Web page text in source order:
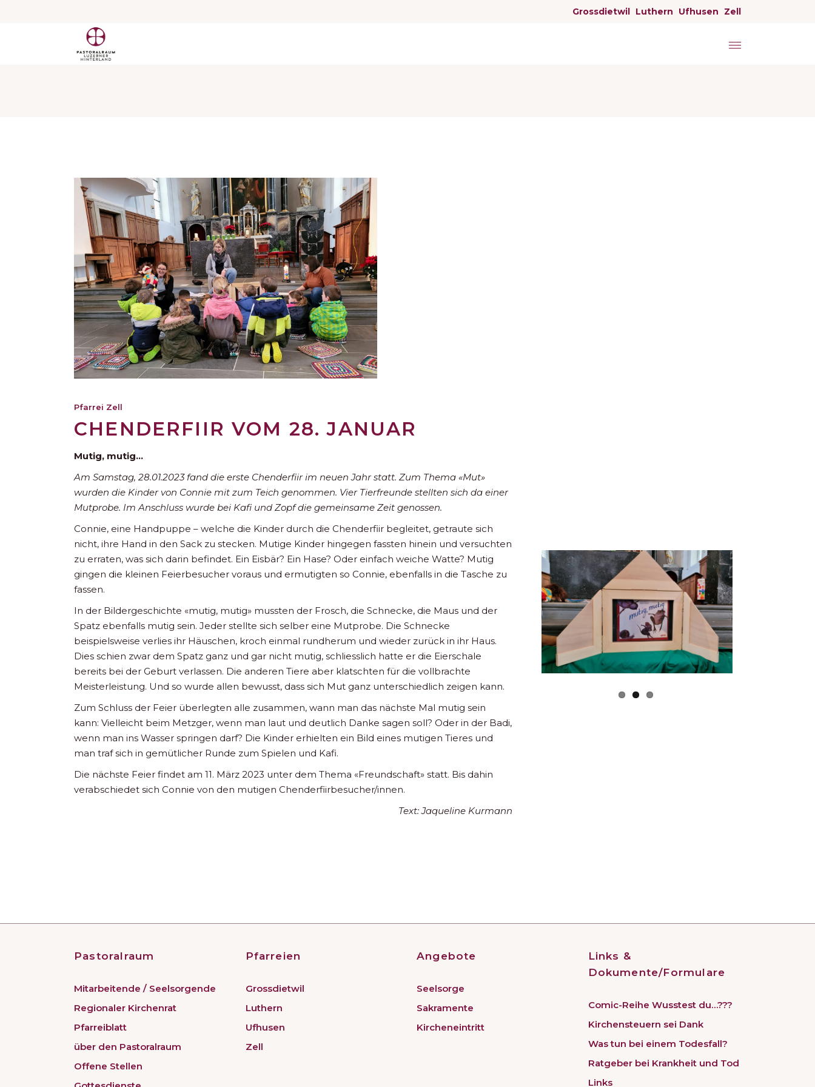
Grossdietwil Luthern Ufhusen Zell
Pfarrei Zell
CHENDERFIIR VOM 28. JANUAR
Mutig, mutig…
Am Samstag, 28.01.2023 fand die erste Chenderfiir im neuen Jahr statt. Zum Thema «Mut»
wurden die Kinder von Connie mit zum Teich genommen. Vier Tierfreunde stellten sich da einer
Mutprobe. Im Anschluss wurde bei Kafi und Zopf die gemeinsame Zeit genossen.
Connie, eine Handpuppe – welche die Kinder durch die Chenderfiir begleitet, getraute sich
nicht, ihre Hand in den Sack zu stecken. Mutige Kinder hingegen fassten hinein und versuchten
zu erraten, was sich darin befindet. Ein Eisbär? Ein Hase? Oder einfach weiche Watte? Mutig
gingen die kleinen Feierbesucher voraus und ermutigten so Connie, ebenfalls in die Tasche zu
fassen.
In der Bildergeschichte «mutig, mutig» mussten der Frosch, die Schnecke, die Maus und der
Spatz ebenfalls mutig sein. Jeder stellte sich selber eine Mutprobe. Die Schnecke
beispielsweise verlies ihr Häuschen, kroch einmal rundherum und wieder zurück in ihr Haus.
Dies schien zwar dem Spatz ganz und gar nicht mutig, schliesslich hatte er die Eierschale
bereits bei der Geburt verlassen. Die anderen Tiere aber klatschten für die vollbrachte
Meisterleistung. Und so wurde allen bewusst, dass sich Mut ganz unterschiedlich zeigen kann.
Zum Schluss der Feier überlegten alle zusammen, wann man das nächste Mal mutig sein
kann: Vielleicht beim Metzger, wenn man laut und deutlich Danke sagen soll? Oder in der Badi,
wenn man ins Wasser springen darf? Die Kinder erhielten ein Bild eines mutigen Tieres und
man traf sich in gemütlicher Runde zum Spielen und Kafi.
Die nächste Feier findet am 11. März 2023 unter dem Thema «Freundschaft» statt. Bis dahin
verabschiedet sich Connie von den mutigen Chenderfiirbesucher/innen.
Text: Jaqueline Kurmann
Pastoralraum
Mitarbeitende / Seelsorgende
Regionaler Kirchenrat
Pfarreiblatt
über den Pastoralraum
Offene Stellen
Pfarreien
Grossdietwil
Luthern
Ufhusen
Zell
Angebote
Seelsorge
Sakramente
Kircheneintritt
Links &
Dokumente/Formulare
Comic-Reihe Wusstest du…???
Kirchensteuern sei Dank
Was tun bei einem Todesfall?
Ratgeber bei Krankheit und Tod
Links